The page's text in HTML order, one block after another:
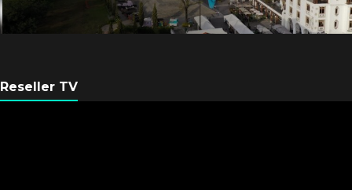
Reseller TV